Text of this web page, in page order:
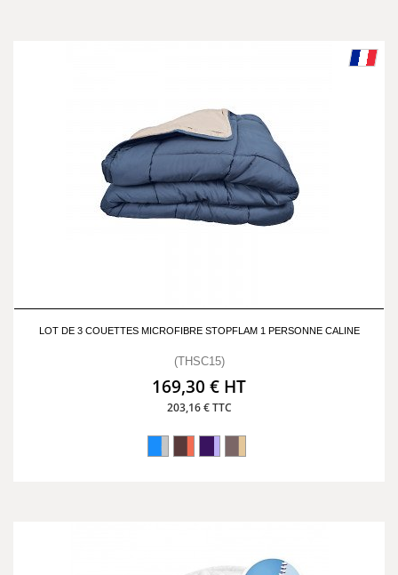
LOT DE 3 COUETTES MICROFIBRE STOPFLAM 1 PERSONNE CALINE
(THSC15)
169,30 € HT
203,16 € TTC